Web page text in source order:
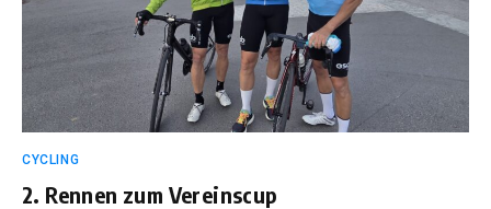
CYCLING
2. Rennen zum Vereinscup